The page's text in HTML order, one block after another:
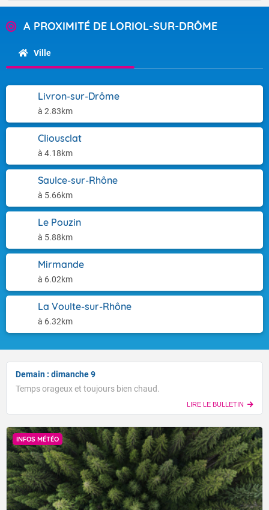
A PROXIMITÉ DE LORIOL-SUR-DRÔME
Ville
Livron-sur-Drôme
à 2.83km
Cliousclat
à 4.18km
Saulce-sur-Rhône
à 5.66km
Le Pouzin
à 5.88km
Mirmande
à 6.02km
La Voulte-sur-Rhône
à 6.32km
Demain : dimanche 9
Temps orageux et toujours bien chaud.
LIRE LE BULLETIN
INFOS MÉTÉO